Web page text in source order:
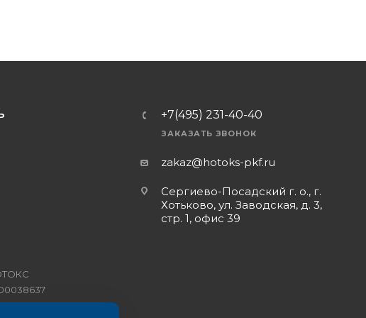
+7(495) 231-40-40
ЗАКАЗАТЬ ЗВОНОК
zakaz@hotoks-pkf.ru
Сергиево-Посадский г. о., г.
Хотьково, ул. Заводская, д. 3,
стр. 1, офис 39